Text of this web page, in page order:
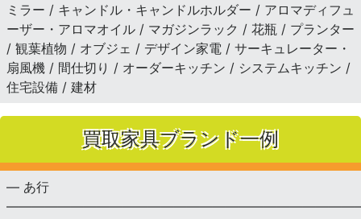
ミラー / キャンドル・キャンドルホルダー / アロマディフュ
ーザー・アロマオイル / マガジンラック / 花瓶 / プランター
/ 観葉植物 / オブジェ / デザイン家電 / サーキュレーター・
扇風機 / 間仕切り / オーダーキッチン / システムキッチン /
住宅設備 / 建材
買取家具ブランド一例
— あ行